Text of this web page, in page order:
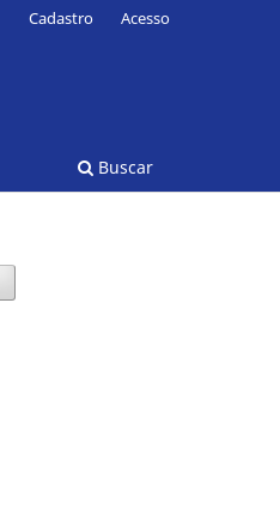
Buscar
Cadastro Acesso